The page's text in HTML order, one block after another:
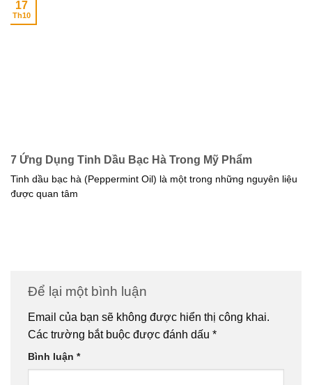
7 Ứng Dụng Tinh Dầu Bạc Hà Trong Mỹ Phẩm
Tinh dầu bạc hà (Peppermint Oil) là một trong những nguyên liệu
được quan tâm
17
Th10
Để lại một bình luận
Email của bạn sẽ không được hiển thị công khai.
Các trường bắt buộc được đánh dấu *
Bình luận *